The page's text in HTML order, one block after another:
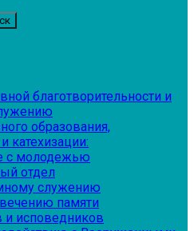
благотворительности и
образования,
катехизации:
с молодежью
отдел
служению
памяти
и исповедников